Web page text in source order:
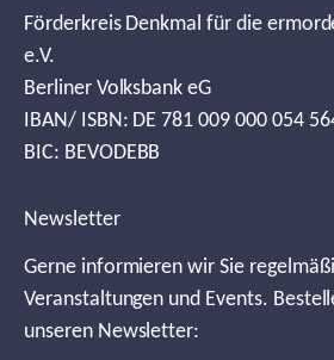
Förderkreis Denkmal für die
e.V.
Berliner Volksbank eG
IBAN/ ISBN: DE 781 009 000 054
BIC: BEVODEBB
Newsletter
Gerne informieren wir Sie
Veranstaltungen und Events.
unseren Newsletter: